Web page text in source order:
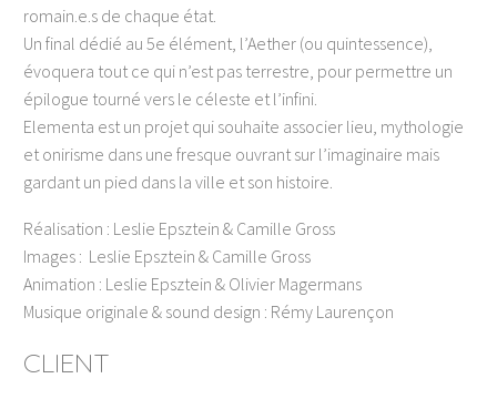
romain.e.s de chaque état.
Un final dédié au 5e élément, l’Aether (ou quintessence),
évoquera tout ce qui n’est pas terrestre, pour permettre un
épilogue tourné vers le céleste et l’infini.
Elementa est un projet qui souhaite associer lieu, mythologie
et onirisme dans une fresque ouvrant sur l’imaginaire mais
gardant un pied dans la ville et son histoire.
Réalisation : Leslie Epsztein & Camille Gross
Images : Leslie Epsztein & Camille Gross
Animation : Leslie Epsztein & Olivier Magermans
Musique originale & sound design : Rémy Laurençon
CLIENT